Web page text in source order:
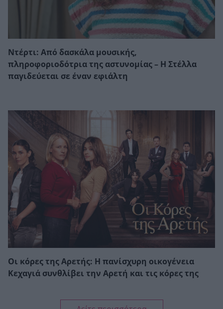
Ντέρτι: Από δασκάλα μουσικής,
πληροφοριοδότρια της αστυνομίας – Η Στέλλα
παγιδεύεται σε έναν εφιάλτη
Οι κόρες της Αρετής: Η πανίσχυρη οικογένεια
Κεχαγιά συνθλίβει την Αρετή και τις κόρες της